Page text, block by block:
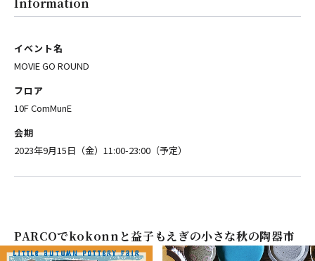
Information
イベント名
MOVIE GO ROUND
フロア
10F ComMunE
会期
2023年9月15日（金）11:00-23:00（予定）
PARCOでkokonnと益子もえぎの小さな秋の陶器市